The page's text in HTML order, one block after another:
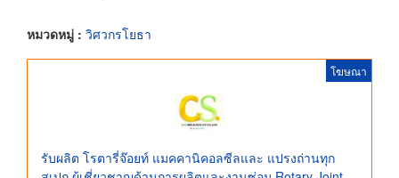
หมวดหมู่ : วิศวกรโยธา
โฆษณา
รับผลิต โรตารี่จ๊อยท์ แมคคานิคอลซีลและ แปรงถ่านทุก